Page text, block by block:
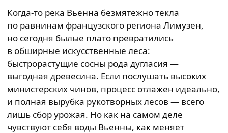
Когда-то река Вьенна безмятежно текла
по равнинам французского региона Лимузен,
но сегодня былые плато превратились
в обширные искусственные леса:
быстрорастущие сосны рода дугласия —
выгодная древесина. Если послушать высоких
министерских чинов, процесс отлажен идеально,
и полная вырубка рукотворных лесов — всего
лишь сбор урожая. Но как на самом деле
чувствуют себя воды Вьенны, как меняет